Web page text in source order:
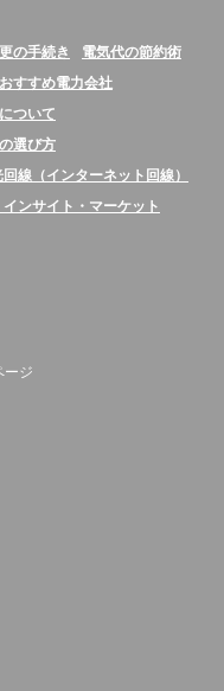
の手続き
電気代の節約術
すすめ電力会社
ついて
選び方
線（インターネット回線）
ンサイト・マーケット
ージ